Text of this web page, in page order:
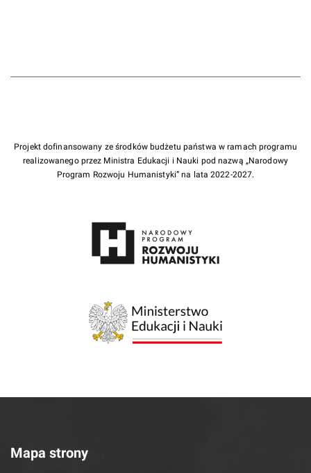
Projekt dofinansowany ze środków budżetu państwa w ramach programu
realizowanego przez Ministra Edukacji i Nauki pod nazwą „Narodowy
Program Rozwoju Humanistyki” na lata 2022-2027.
Mapa strony